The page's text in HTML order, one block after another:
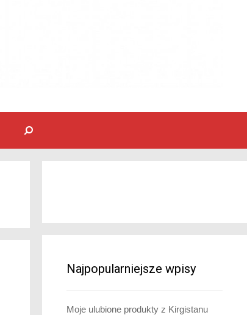
Najpopularniejsze wpisy
Moje ulubione produkty z Kirgistanu